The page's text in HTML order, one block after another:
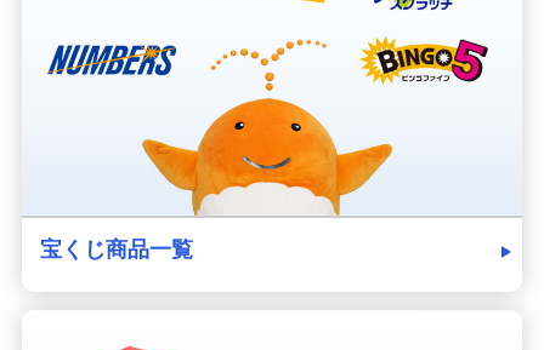
宝くじ商品一覧